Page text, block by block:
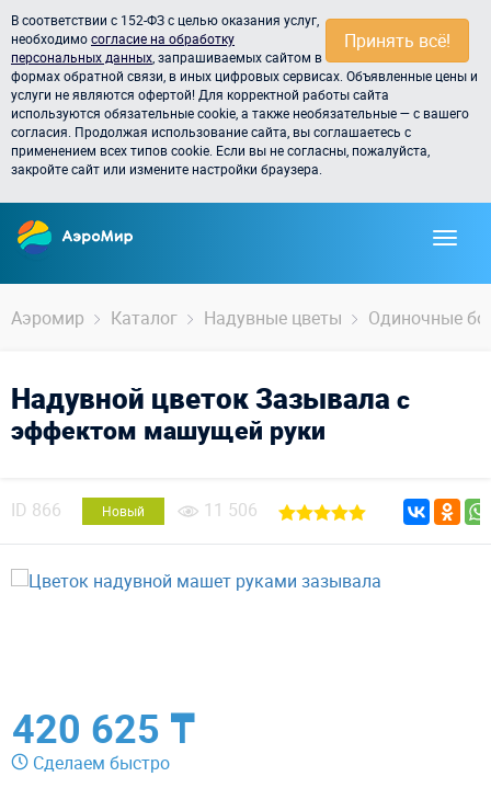
Принять всё!
В соответствии с 152-ФЗ с целью оказания услуг,
необходимосогласие на обработку
персональных данных , запрашиваемых сайтом в
формах обратной связи, в иных цифровых сервисах. Объявленные цены и
услуги не являются офертой! Для корректной работы сайта
используются обязательные cookie, а также необязательные — с вашего
согласия. Продолжая использование сайта, вы соглашаетесь с
применением всех типов cookie. Если вы не согласны, пожалуйста,
закройте сайт или измените настройки браузера.
Аэромир Каталог Надувные цветы Одиночные
Надувной цветок Зазывалас
эффектом машущей руки
ID 866 Новый 11 506
420 625 ₸
Сделаем быстро